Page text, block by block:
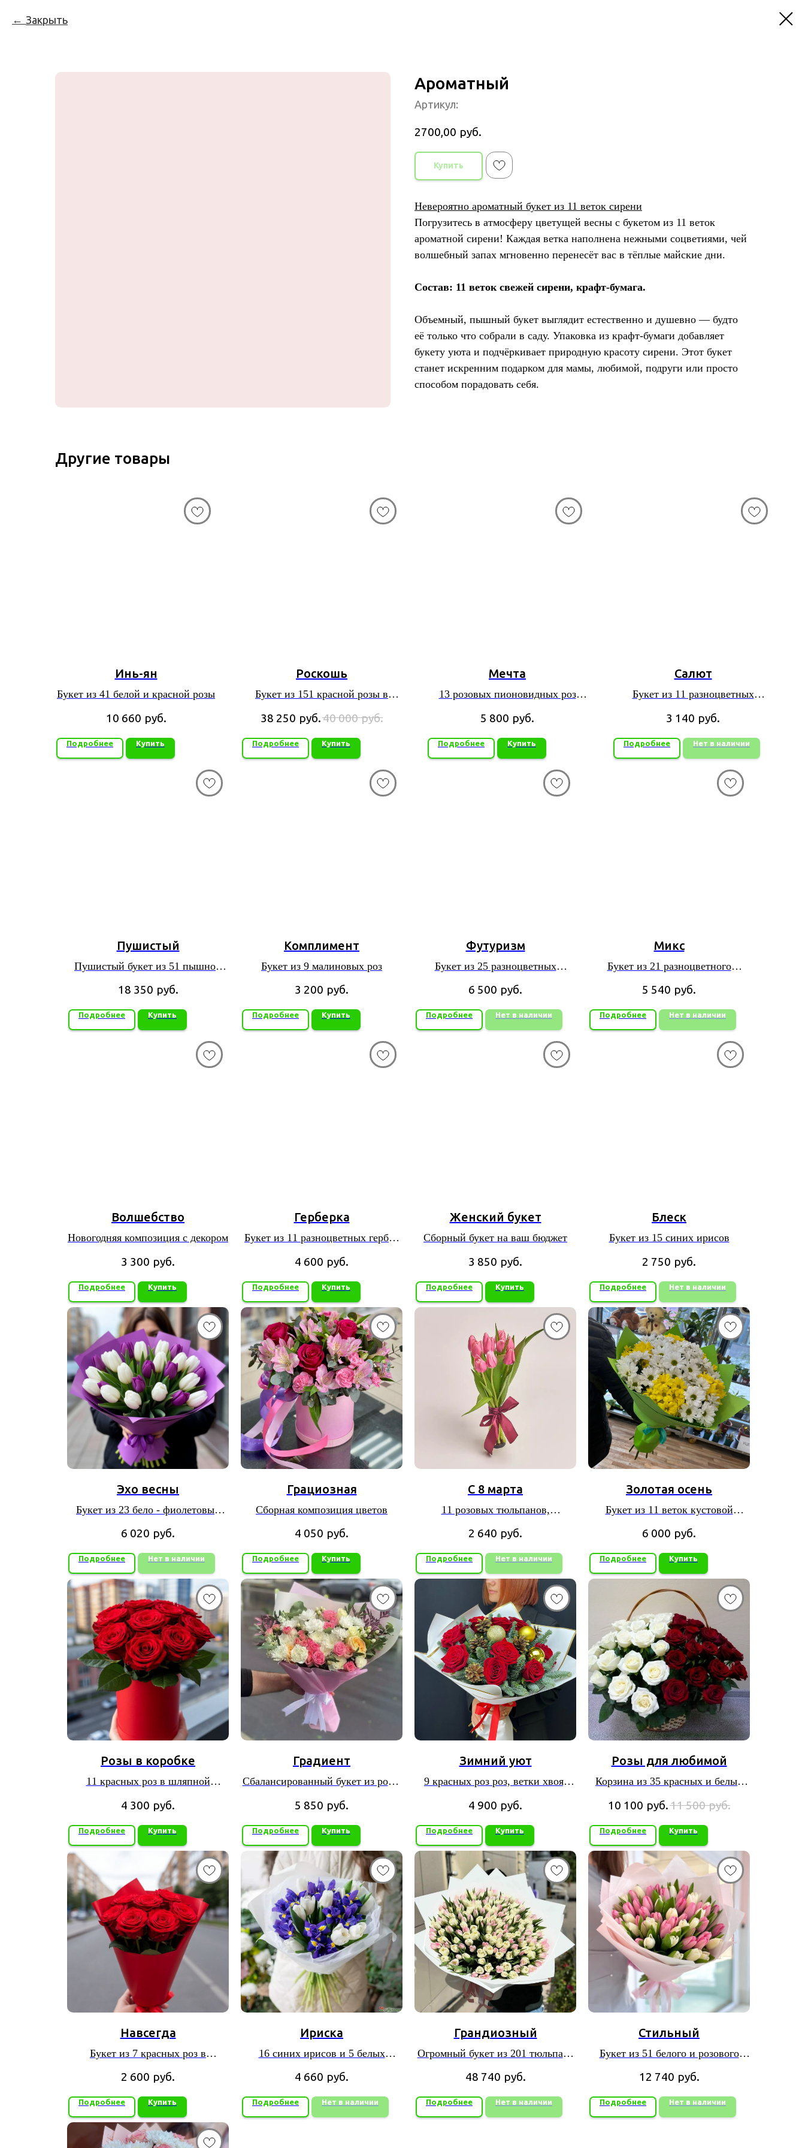
Закрыть
Ароматный
Артикул:
2700,00 руб.
Купить
Невероятно ароматный букет из 11 веток сирени
Погрузитесь в атмосферу цветущей весны с букетом из 11 веток
ароматной сирени! Каждая ветка наполнена нежными соцветиями, чей
волшебный запах мгновенно перенесёт вас в тёплые майские дни.
Состав: 11 веток свежей сирени, крафт‑бумага.
Объемный, пышный букет выглядит естественно и душевно — будто
её только что собрали в саду. Упаковка из крафт‑бумаги добавляет
букету уюта и подчёркивает природную красоту сирени. Этот букет
станет искренним подарком для мамы, любимой, подруги или просто
способом порадовать себя.
Другие товары
Инь-ян
Букет из 41 белой и красной розы
10 660 руб.
Подробнее Купить
Роскошь
Букет из 151 красной розы в
упаковке
38 250 руб.40 000 руб.
Подробнее Купить
Мечта
13 розовых пионовидных роз
сорта «Лондон Ай» в упаковке из
листов фоамирана
5 800 руб.
Подробнее Купить
Салют
Букет из 11 разноцветных
тюльпанов микс
3 140 руб.
Подробнее Нет в наличии
Пушистый
Пушистый букет из 51 пышной
хризантемы
18 350 руб.
Подробнее Купить
Комплимент
Букет из 9 малиновых роз
3 200 руб.
Подробнее Купить
Футуризм
Букет из 25 разноцветных
тюльпанов
6 500 руб.
Подробнее Нет в наличии
Микс
Букет из 21 разноцветного
тюльпана микс
5 540 руб.
Подробнее Нет в наличии
Волшебство
Новогодняя композиция с декором
3 300 руб.
Подробнее Купить
Герберка
Букет из 11 разноцветных гербер
в красивой упаковке
4 600 руб.
Подробнее Купить
Женский букет
Сборный букет на ваш бюджет
3 850 руб.
Подробнее Купить
Блеск
Букет из 15 синих ирисов
2 750 руб.
Подробнее Нет в наличии
Эхо весны
Букет из 23 бело - фиолетовых
тюльпанов
6 020 руб.
Подробнее Нет в наличии
Грациозная
Сборная композиция цветов
4 050 руб.
Подробнее Купить
С 8 марта
11 розовых тюльпанов,
перевязанных лентой
2 640 руб.
Подробнее Нет в наличии
Золотая осень
Букет из 11 веток кустовой
хризантемы
6 000 руб.
Подробнее Купить
Розы в коробке
11 красных роз в шляпной
4 300 руб.
Подробнее Купить
Градиент
Сбалансированный букет из роз и
хризантем в нежных тонах
5 850 руб.
Подробнее Купить
Зимний уют
9 красных роз роз, ветки хвоя,
новогодний декор
4 900 руб.
Подробнее Купить
Розы для любимой
Корзина из 35 красных и белых
роз
10 100 руб.11 500 руб.
Подробнее Купить
Навсегда
Букет из 7 красных роз в
красивой упаковке
2 600 руб.
Подробнее Купить
Ириска
16 синих ирисов и 5 белых
тюльпанов в упаковке
4 660 руб.
Подробнее Нет в наличии
Грандиозный
Огромный букет из 201 тюльпана
в пышной упаковке
48 740 руб.
Подробнее Нет в наличии
Стильный
Букет из 51 белого и розового
тюльпана в красивой упаковке
12 740 руб.
Подробнее Нет в наличии